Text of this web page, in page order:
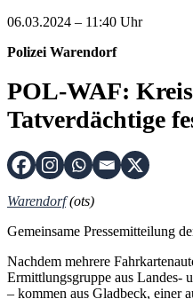
06.03.2024 – 11:40 Uhr
Polizei Warendorf
POL-WAF:
Tatverdächtige
Warendorf(ots)
Gemeinsame Pressemitteilung
Nachdem mehrere
Ermittlungsgruppe aus Landes-
– kommen aus Gladbeck, einer